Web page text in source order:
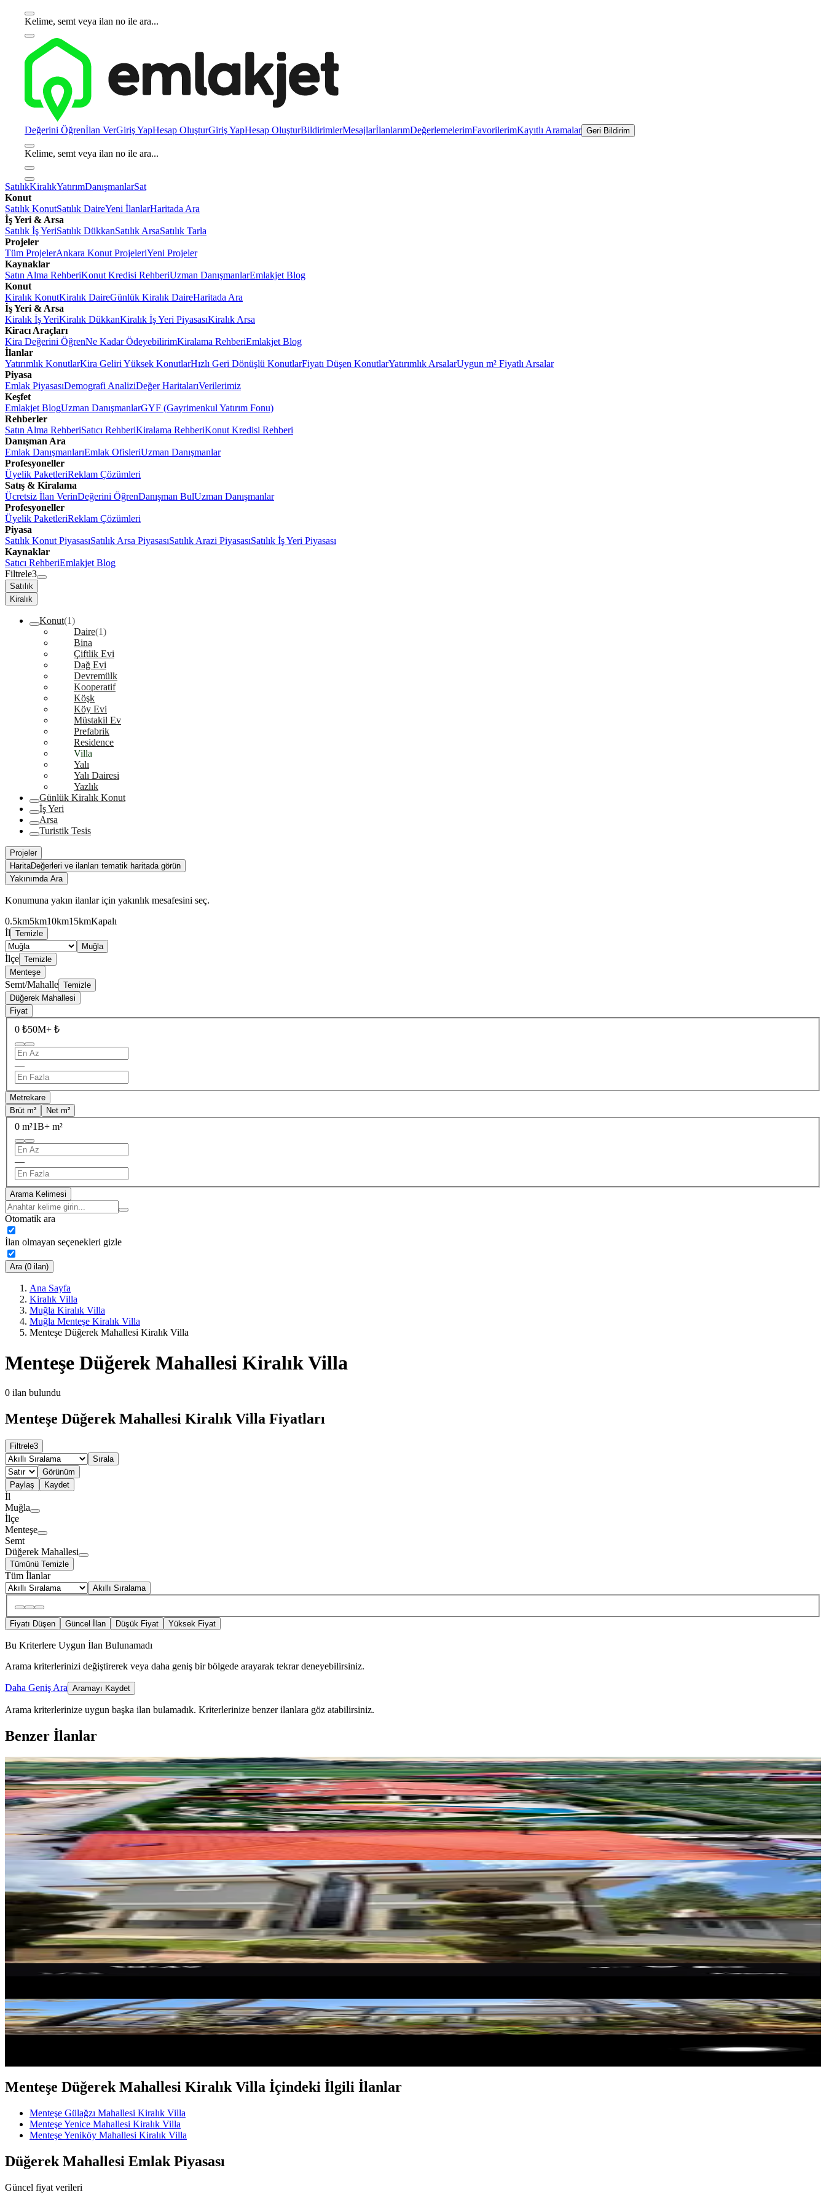
Kelime, semt veya ilan no ile ara...
Değerini Öğrenİlan VerGiriş YapHesap OluşturGiriş YapHesap OluşturBildirimlerMesajlarİlanlarımDeğerlemelerimFavorilerimKayıtlı Aramalar Geri Bildirim
Kelime, semt veya ilan no ile ara...
SatılıkKiralıkYatırımDanışmanlarSat
Konut
Satılık KonutSatılık DaireYeni İlanlarHaritada Ara
İş Yeri & Arsa
Satılık İş YeriSatılık DükkanSatılık ArsaSatılık Tarla
Projeler
Tüm ProjelerAnkara Konut ProjeleriYeni Projeler
Kaynaklar
Satın Alma RehberiKonut Kredisi RehberiUzman DanışmanlarEmlakjet Blog
Konut
Kiralık KonutKiralık DaireGünlük Kiralık DaireHaritada Ara
İş Yeri & Arsa
Kiralık İş YeriKiralık DükkanKiralık İş Yeri PiyasasıKiralık Arsa
Kiracı Araçları
Kira Değerini ÖğrenNe Kadar ÖdeyebilirimKiralama RehberiEmlakjet Blog
İlanlar
Yatırımlık KonutlarKira Geliri Yüksek KonutlarHızlı Geri Dönüşlü KonutlarFiyatı Düşen KonutlarYatırımlık ArsalarUygun m² Fiyatlı Arsalar
Piyasa
Emlak PiyasasıDemografi AnaliziDeğer HaritalarıVerilerimiz
Keşfet
Emlakjet BlogUzman DanışmanlarGYF (Gayrimenkul Yatırım Fonu)
Rehberler
Satın Alma RehberiSatıcı RehberiKiralama RehberiKonut Kredisi Rehberi
Danışman Ara
Emlak DanışmanlarıEmlak OfisleriUzman Danışmanlar
Profesyoneller
Üyelik PaketleriReklam Çözümleri
Satış & Kiralama
Ücretsiz İlan VerinDeğerini ÖğrenDanışman BulUzman Danışmanlar
Profesyoneller
Üyelik PaketleriReklam Çözümleri
Piyasa
Satılık Konut PiyasasıSatılık Arsa PiyasasıSatılık Arazi PiyasasıSatılık İş Yeri Piyasası
Kaynaklar
Satıcı RehberiEmlakjet Blog
Filtrele3
Satılık
Kiralık
Konut(1)
Daire(1)
Bina
Çiftlik Evi
Dağ Evi
Devremülk
Kooperatif
Köşk
Köy Evi
Müstakil Ev
Prefabrik
Residence
Villa
Yalı
Yalı Dairesi
Yazlık
Günlük Kiralık Konut
İş Yeri
Arsa
Turistik Tesis
Projeler
HaritaDeğerleri ve ilanları tematik haritada görün
Yakınımda Ara
Konumuna yakın ilanlar için yakınlık mesafesini seç.
0.5km5km10km15kmKapalı
İl Temizle
Muğla
İlçe Temizle
Menteşe
Semt/Mahalle Temizle
Düğerek Mahallesi
Fiyat
0 ₺50M+ ₺
—
Metrekare
Brüt m²
Net m²
0 m²1B+ m²
—
Arama Kelimesi
Otomatik ara
İlan olmayan seçenekleri gizle
Ara (0 ilan)
Ana Sayfa
Kiralık Villa
Muğla Kiralık Villa
Muğla Menteşe Kiralık Villa
Menteşe Düğerek Mahallesi Kiralık Villa
Menteşe Düğerek Mahallesi Kiralık Villa
0 ilan bulundu
Menteşe Düğerek Mahallesi Kiralık Villa Fiyatları
Filtrele3
Sırala
Görünüm
Paylaş
Kaydet
İl
Muğla
İlçe
Menteşe
Semt
Düğerek Mahallesi
Tümünü Temizle
Tüm İlanlar
Akıllı Sıralama
Fiyatı Düşen Güncel İlan Düşük Fiyat Yüksek Fiyat
Bu Kriterlere Uygun İlan Bulunamadı
Arama kriterlerinizi değiştirerek veya daha geniş bir bölgede arayarak tekrar deneyebilirsiniz.
Daha Geniş Ara Aramayı Kaydet
Arama kriterlerinize uygun başka ilan bulamadık. Kriterlerinize benzer ilanlara göz atabilirsiniz.
Benzer İlanlar
MANZARALI
Muğla Yenice'de Müstakil Bahçeli Havuzlu Kiralık 3+1 Villa
Menteşe, Yenice Mahallesi
3+1·130 m²·27.07.2026
110.000 ₺
MUĞLA KAMPÜS EMLAKKAMPUS EMLAK
Ara
Yeniköyde Site İçinde Eşyalı,kiralık,260 M² Lüks Müstakil Villa
Menteşe, Yeniköy Mahallesi
3+1·310 m²·26.06.2026
110.000 ₺
DM Ticaret Gayrimenkul Yatırım Ltd.Duygu Madenoğlu
Ara
Menteşe, Gülağzı Mahallesi
5+1·340 m²·25.05.2026
VİP GAYRİMENKUL DANIŞMANLIĞIÖmer Emre
Ara
Menteşe Düğerek Mahallesi Kiralık Villa İçindeki İlgili İlanlar
Menteşe Gülağzı Mahallesi Kiralık Villa
Menteşe Yenice Mahallesi Kiralık Villa
Menteşe Yeniköy Mahallesi Kiralık Villa
Düğerek Mahallesi Emlak Piyasası
Güncel fiyat verileri